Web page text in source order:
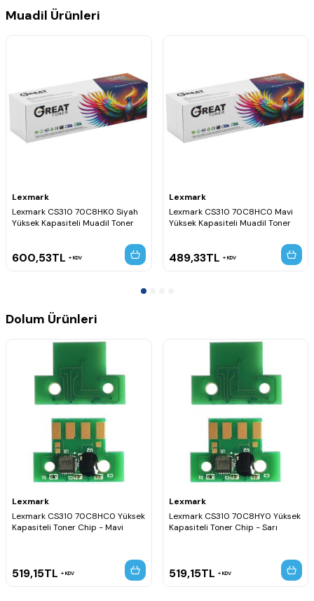
Muadil Ürünleri
Lexmark
Lexmark CS310 70C8HK0 Siyah
Yüksek Kapasiteli Muadil Toner
600,53TL KDV
Lexmark
Lexmark CS310 70C8HC0 Mavi
Yüksek Kapasiteli Muadil Toner
489,33TL KDV
Dolum Ürünleri
Lexmark
Lexmark CS310 70C8HC0 Yüksek
Kapasiteli Toner Chip - Mavi
519,15TL KDV
Lexmark
Lexmark CS310 70C8HY0 Yüksek
Kapasiteli Toner Chip - Sarı
519,15TL KDV